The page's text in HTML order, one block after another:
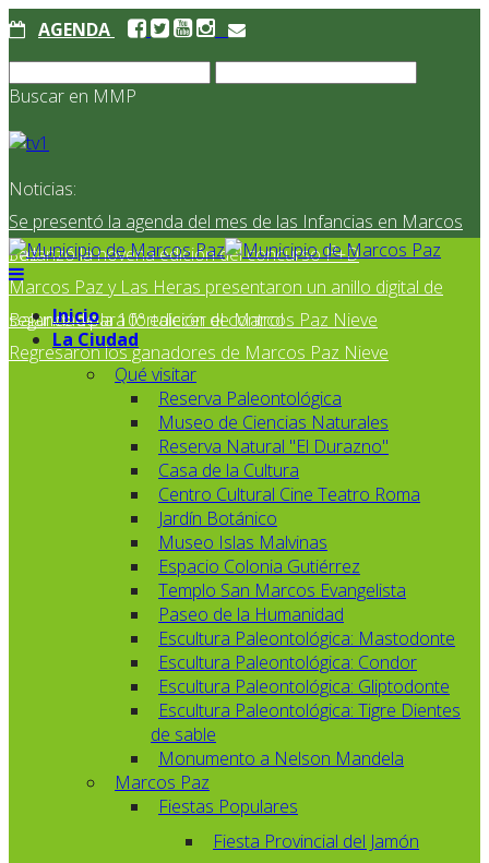
AGENDA
Buscar en MMP
Noticias:
Se presentó la agenda del mes de las Infancias en Marcos
Paz
Se lanzó la novena edición del concurso I²+D
Marcos Paz y Las Heras presentaron un anillo digital de
seguridad para fortalecer el control
Balance de la 10° edición de Marcos Paz Nieve
Regresaron los ganadores de Marcos Paz Nieve
Inicio
La Ciudad
Qué visitar
Reserva Paleontológica
Museo de Ciencias Naturales
Reserva Natural "El Durazno"
Casa de la Cultura
Centro Cultural Cine Teatro Roma
Jardín Botánico
Museo Islas Malvinas
Espacio Colonia Gutiérrez
Templo San Marcos Evangelista
Paseo de la Humanidad
Escultura Paleontológica: Mastodonte
Escultura Paleontológica: Condor
Escultura Paleontológica: Gliptodonte
Escultura Paleontológica: Tigre Dientes
de sable
Monumento a Nelson Mandela
Marcos Paz
Fiestas Populares
Fiesta Provincial del Jamón